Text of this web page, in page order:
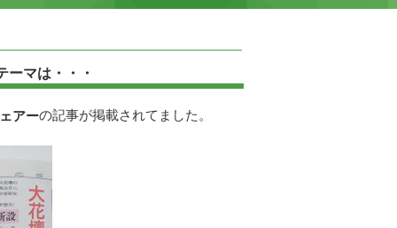
ーマは・・・
アーの記事が掲載されてました。